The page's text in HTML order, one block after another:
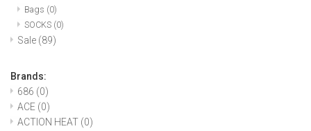
Bags (0)
SOCKS (0)
Sale (89)
Brands:
686 (0)
ACE (0)
ACTION HEAT (0)